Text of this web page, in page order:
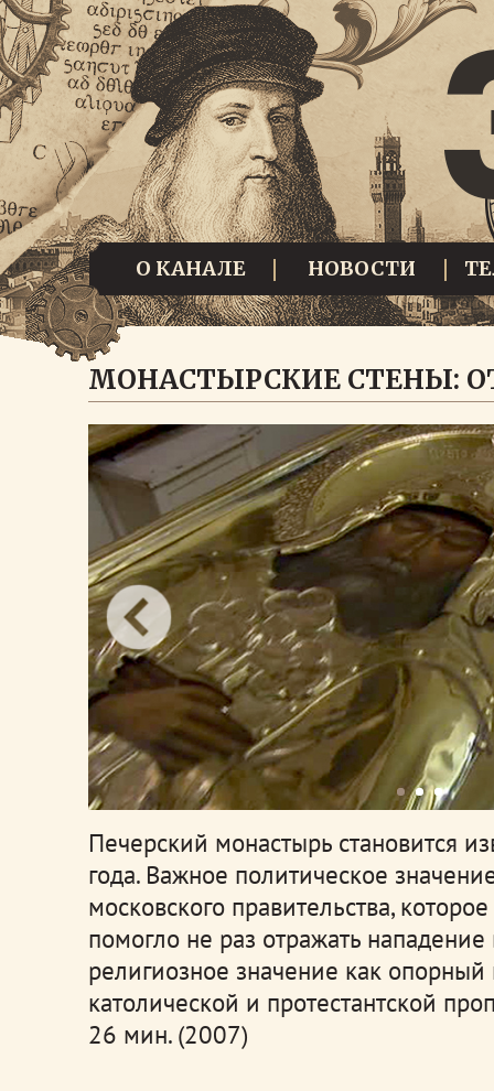
О КАНАЛЕ НОВОСТИ
МОНАСТЫРСКИЕ СТЕНЫ:
Печерский монастырь становится
года. Важное политическое
московского правительства,
помогло не раз отражать нападение
религиозное значение как
католической и протестантской
26 мин. (2007)